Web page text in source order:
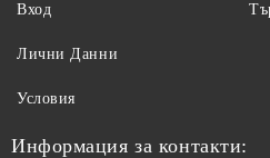
Вход
Лични Данни
Условия
Информация за контакти: